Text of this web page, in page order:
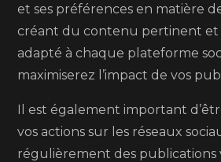
et ses préférences en matière
créant du contenu pertinent et
adapté à chaque plateforme
maximiserez l’impact de vos
Il est également important
vos actions sur les réseaux
régulièrement des publications